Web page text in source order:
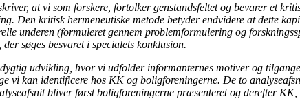
at vi som forskere, fortolker genstandsfeltet og bevarer et
Den kritisk hermeneutiske metode betyder endvidere at dette
underen (formuleret gennem problemformulering og
søges besvaret i specialets konklusion.
udvikling, hvor vi udfolder informanternes motiver og
vi kan identificere hos KK og boligforeningerne. De to
bliver først boligforeningerne præsenteret og derefter